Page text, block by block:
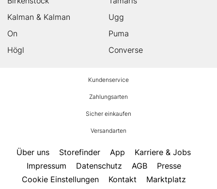
Kalman & Kalman
Ugg
On
Puma
Högl
Converse
Kundenservice
Zahlungsarten
Sicher einkaufen
Versandarten
Über uns Storefinder App
Karriere & Jobs
Impressum
Datenschutz AGB
Presse
Cookie Einstellungen
Kontakt Marktplatz